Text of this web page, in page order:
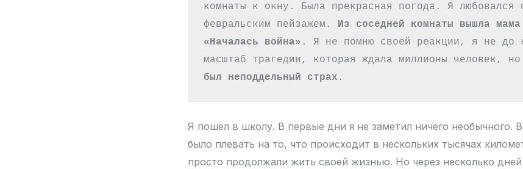
комнаты к окну. Была прекрасная погода. Я любовался
февральским пейзажем. Из соседней комнаты вышла
«Началась война» . Я не помню своей реакции, я не до
масштаб трагедии, которая ждала миллионы человек, но
был неподдельный страх .
Я пошел в школу. В первые дни я не заметил ничего необычного.
было плевать на то, что происходит в нескольких тысячах
просто продолжали жить своей жизнью. Но через несколько дней